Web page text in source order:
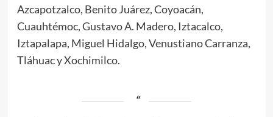
Azcapotzalco, Benito Juárez, Coyoacán,
Cuauhtémoc, Gustavo A. Madero, Iztacalco,
Iztapalapa, Miguel Hidalgo, Venustiano Carranza,
Tláhuac y Xochimilco.